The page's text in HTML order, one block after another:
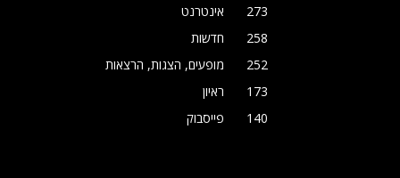
אינטרנט
273
חדשות
258
מופעים, הצגות, הרצאות
252
ראיון
173
פייסבוק
140